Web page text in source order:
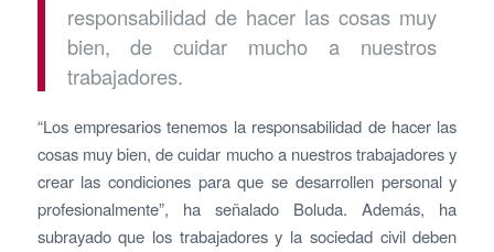
responsabilidad de hacer las cosas muy
bien, de cuidar mucho a nuestros
trabajadores.
“Los empresarios tenemos la responsabilidad de hacer las
cosas muy bien, de cuidar mucho a nuestros trabajadores y
crear las condiciones para que se desarrollen personal y
profesionalmente”, ha señalado Boluda. Además, ha
subrayado que los trabajadores y la sociedad civil deben